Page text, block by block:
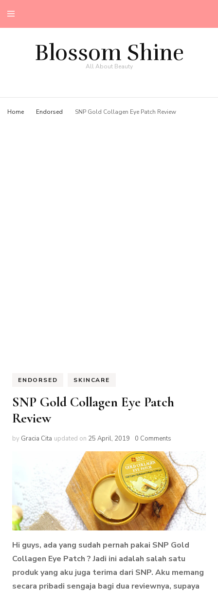
Blossom Shine
All About Beauty
Home Endorsed SNP Gold Collagen Eye Patch Review
ENDORSED SKINCARE
SNP Gold Collagen Eye Patch
Review
by Gracia Cita updated on 25 April, 2019 0 Comments
Hi guys, ada yang sudah pernah pakai SNP Gold
Collagen Eye Patch ? Jadi ini adalah salah satu
produk yang aku juga terima dari SNP. Aku memang
secara pribadi sengaja bagi dua reviewnya, supaya